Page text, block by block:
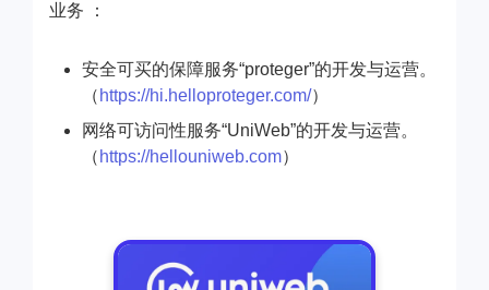
业务 ：
安全可买的保障服务“proteger”的开发与运营。
（ https://hi.helloproteger.com/）
网络可访问性服务“UniWeb”的开发与运营。
（ https://hellouniweb.com）